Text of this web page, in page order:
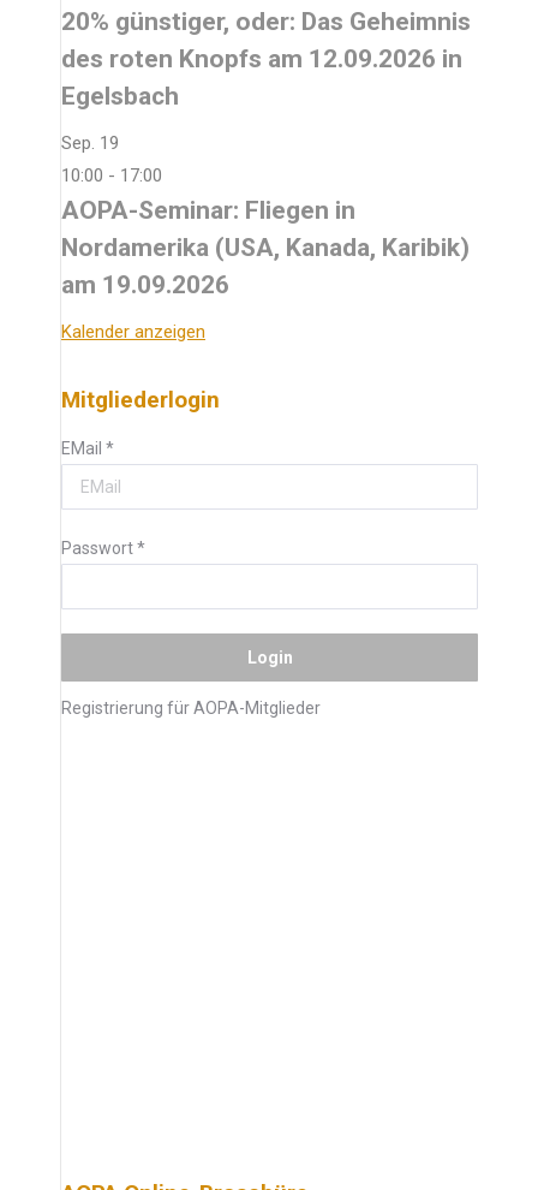
20% günstiger, oder: Das Geheimnis
des roten Knopfs am 12.09.2026 in
Egelsbach
Sep. 19
10:00 - 17:00
AOPA-Seminar: Fliegen in
Nordamerika (USA, Kanada, Karibik)
am 19.09.2026
Kalender anzeigen
Mitgliederlogin
EMail *
Passwort*
Registrierung für AOPA-Mitglieder